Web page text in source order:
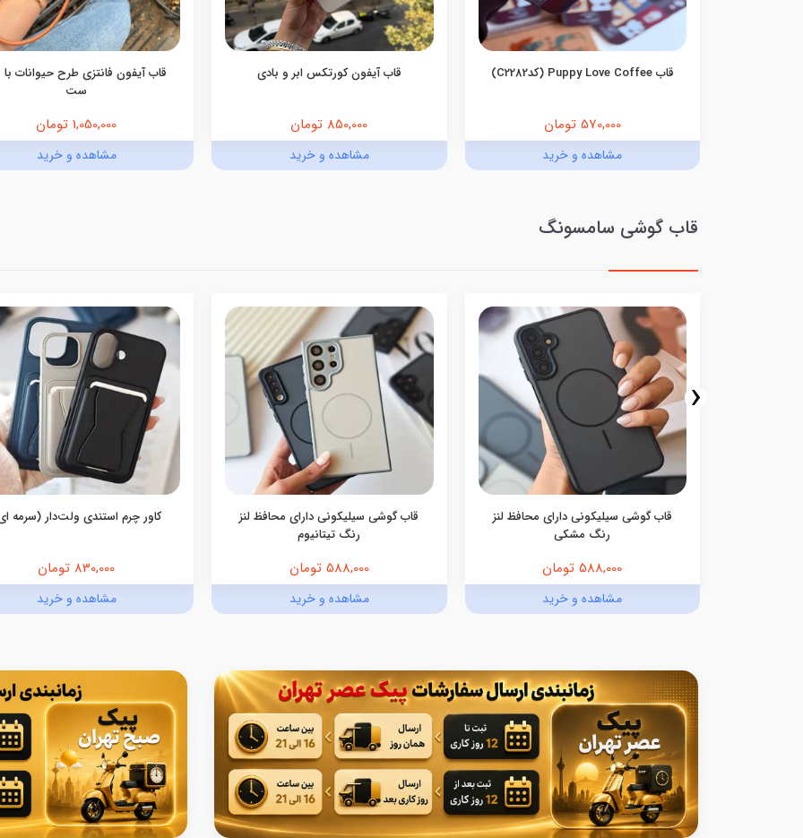
قاب Puppy Love Coffee (کدC2282)
570,000 تومان
مشاهده و خرید
قاب آیفون کورتکس ابر و بادی
850,000 تومان
مشاهده و خرید
قاب آیفون فانتزی طرح حیوانات با
ست
1,050,000 تومان
مشاهده و خرید
قاب گوشی سامسونگ
قاب گوشی سیلیکونی دارای محافظ لنز
رنگ مشکی
588,000 تومان
مشاهده و خرید
قاب گوشی سیلیکونی دارای محافظ لنز
رنگ تیتانیوم
588,000 تومان
مشاهده و خرید
کاور چرم استندی ولت‌دار (سرمه
830,000 تومان
مشاهده و خرید
‹